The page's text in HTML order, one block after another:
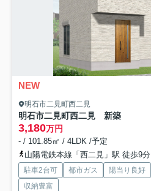
NEW
明石市二見町西二見
明石市二見町西二見 新築
3,180万円
- / 101.85㎡ / 4LDK /予定
山陽電鉄本線「西二見」駅 徒歩9分
駐車2台可 都市ガス 陽当り良好
収納豊富